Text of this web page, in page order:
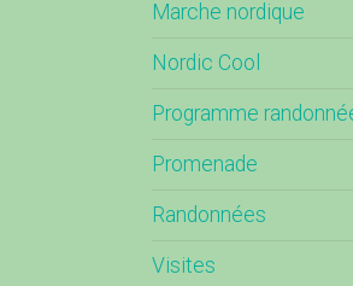
Marche nordique
Nordic Cool
Programme
Promenade
Randonnées
Visites